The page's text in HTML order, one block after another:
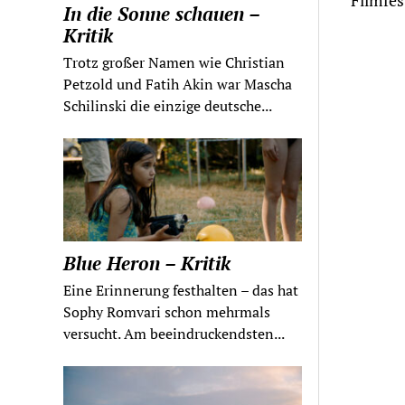
In die Sonne schauen –
Kritik
Trotz großer Namen wie Christian
Petzold und Fatih Akin war Mascha
Schilinski die einzige deutsche...
Blue Heron – Kritik
Eine Erinnerung festhalten – das hat
Sophy Romvari schon mehrmals
versucht. Am beeindruckendsten...